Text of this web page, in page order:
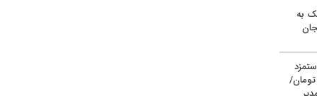
به
تومان/